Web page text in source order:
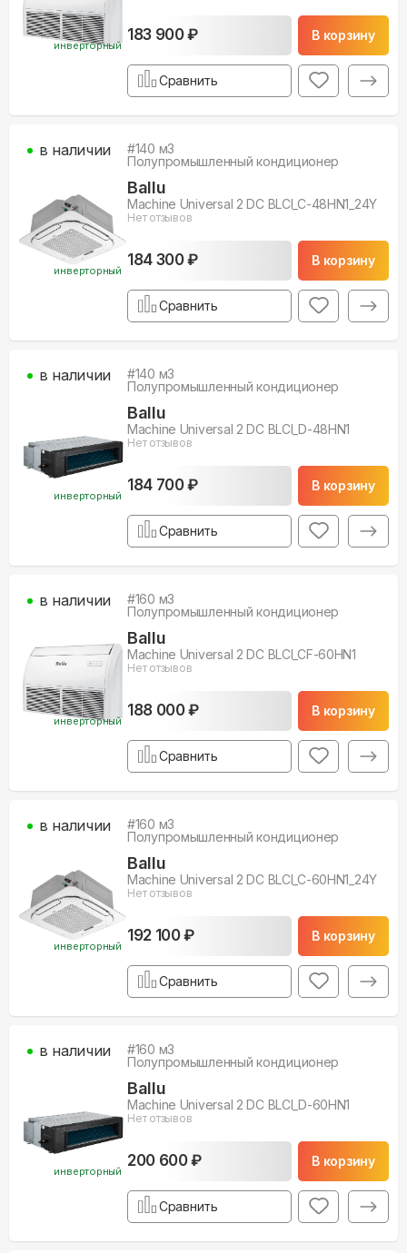
инверторный
183 900 ₽ В корзину
Сравнить
инверторный
#140 м3
Полупромышленный кондиционер
Ballu
Machine Universal 2 DC BLCI_C-48HN1_24Y
Нет отзывов
184 300 ₽ В корзину
в наличии
Сравнить
инверторный
#140 м3
Полупромышленный кондиционер
Ballu
Machine Universal 2 DC BLCI_D-48HN1
Нет отзывов
184 700 ₽ В корзину
в наличии
Сравнить
инверторный
#160 м3
Полупромышленный кондиционер
Ballu
Machine Universal 2 DC BLCI_CF-60HN1
Нет отзывов
188 000 ₽ В корзину
в наличии
Сравнить
инверторный
#160 м3
Полупромышленный кондиционер
Ballu
Machine Universal 2 DC BLCI_C-60HN1_24Y
Нет отзывов
192 100 ₽ В корзину
в наличии
Сравнить
инверторный
#160 м3
Полупромышленный кондиционер
Ballu
Machine Universal 2 DC BLCI_D-60HN1
Нет отзывов
200 600 ₽ В корзину
в наличии
Сравнить